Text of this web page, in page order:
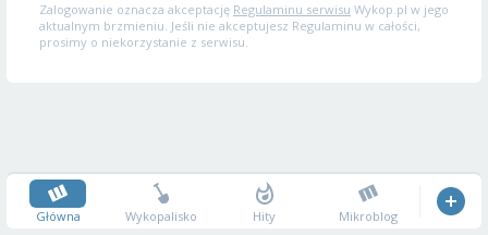
Zalogowanie oznacza akceptację Regulaminu serwisu Wykop.pl w jego
aktualnym brzmieniu. Jeśli nie akceptujesz Regulaminu w całości,
prosimy o niekorzystanie z serwisu.
Główna Wykopalisko Hity Mikroblog